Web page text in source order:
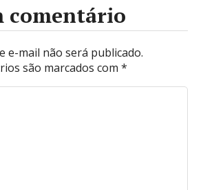
comentário
e-mail não será publicado.
são marcados com*